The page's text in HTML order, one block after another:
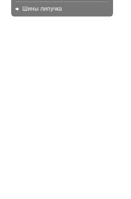
Шины липучка